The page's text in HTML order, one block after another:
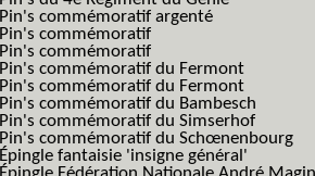
Pin's commémoratif argenté
Pin's commémoratif
Pin's commémoratif
Pin's commémoratif du Fermont
Pin's commémoratif du Fermont
Pin's commémoratif du Bambesch
Pin's commémoratif du Simserhof
Pin's commémoratif du Schœnenbourg
Épingle fantaisie 'insigne général'